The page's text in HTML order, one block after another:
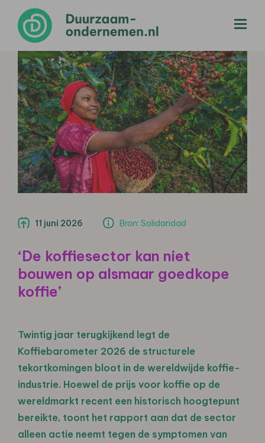
11 juni 2026 Bron: Solidaridad
‘De koffiesector kan niet
bouwen op alsmaar goedkope
koffie’
Twintig jaar terugkijkend legt de
Koffiebarometer 2026 de structurele
tekortkomingen bloot in de wereldwijde koffie-
industrie. Hoewel de prijs voor koffie op de
wereldmarkt recent een historisch hoogtepunt
bereikte, toont het rapport aan dat de sector
alleen actie neemt tegen de symptomen van